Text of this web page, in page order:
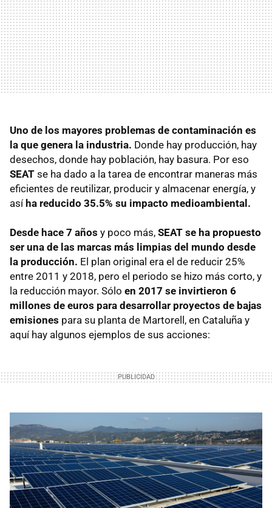
Uno de los mayores problemas de contaminación es
la que genera la industria. Donde hay producción, hay
desechos, donde hay población, hay basura. Por eso
SEAT se ha dado a la tarea de encontrar maneras más
eficientes de reutilizar, producir y almacenar energía, y
así ha reducido 35.5% su impacto medioambiental.
Desde hace 7 años y poco más, SEAT se ha propuesto
ser una de las marcas más limpias del mundo desde
la producción. El plan original era el de reducir 25%
entre 2011 y 2018, pero el periodo se hizo más corto, y
la reducción mayor. Sólo en 2017 se invirtieron 6
millones de euros para desarrollar proyectos de bajas
emisiones para su planta de Martorell, en Cataluña y
aquí hay algunos ejemplos de sus acciones: